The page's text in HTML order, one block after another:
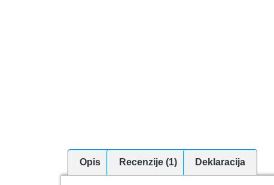
Opis Recenzije (1) Deklaracija